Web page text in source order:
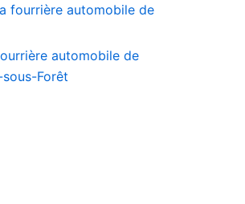
fourrière automobile de
automobile de
Forêt